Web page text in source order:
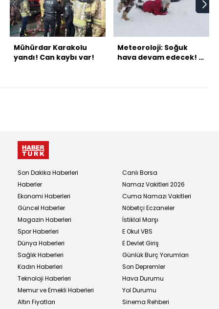
Mühürdar Karakolu
yandı! Can kaybı var!
Meteoroloji: Soğuk
hava devam edecek! 4
Son Dakika Haberleri
Haberler
Ekonomi Haberleri
Güncel Haberler
Magazin Haberleri
Spor Haberleri
Dünya Haberleri
Sağlık Haberleri
Kadın Haberleri
Teknoloji Haberleri
Memur ve Emekli Haberleri
Altın Fiyatları
Canlı Borsa
Namaz Vakitleri 2026
Cuma Namazı Vakitleri
Nöbetçi Eczaneler
İstiklal Marşı
E Okul VBS
E Devlet Giriş
Günlük Burç Yorumları
Son Depremler
Hava Durumu
Yol Durumu
Sinema Rehberi